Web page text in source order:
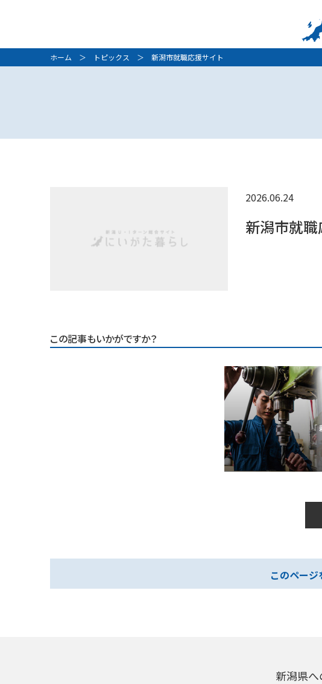
ホーム ＞ トピックス ＞ 新潟市就職応援サイト
2026.06.24
新潟市就職
この記事もいかがですか？
このページ
新潟県